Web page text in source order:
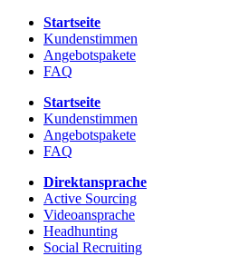
Startseite
Kundenstimmen
Angebotspakete
FAQ
Startseite
Kundenstimmen
Angebotspakete
FAQ
Direktansprache
Active Sourcing
Videoansprache
Headhunting
Social Recruiting